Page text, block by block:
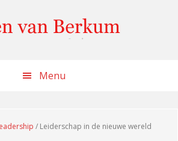
Menu
/ Leiderschap in de nieuwe wereld